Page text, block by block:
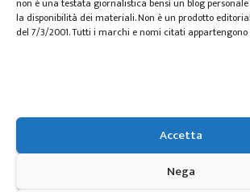
non è una testata giornalistica bensì un blog
la disponibilità dei materiali. Non è un prodotto
del 7/3/2001. Tutti i marchi e nomi citati
Accetta
Nega
Zspace.it
Spazio per le informazioni